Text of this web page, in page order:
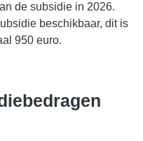
de subsidie in 2026.
beschikbaar, dit is
950 euro.